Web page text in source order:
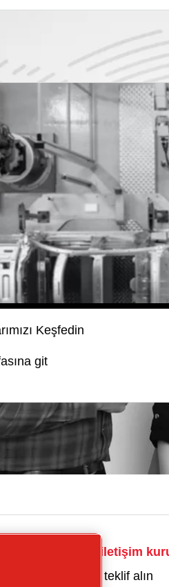
Keşfedin
git
için iletişim
Bir kompresör için teklif alın